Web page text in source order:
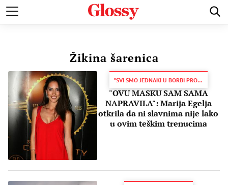
POZNATI MODA I LEPOTA ZDRAVI I SREĆNI LJUBAV
Žikina šarenica
"SVI SMO JEDNAKI U BORBI PROTIV OVOG ZLA"
"OVU MASKU SAM SAMA
NAPRAVILA": Marija Egelja
otkrila da ni slavnima nije lako
u ovim teškim trenucima